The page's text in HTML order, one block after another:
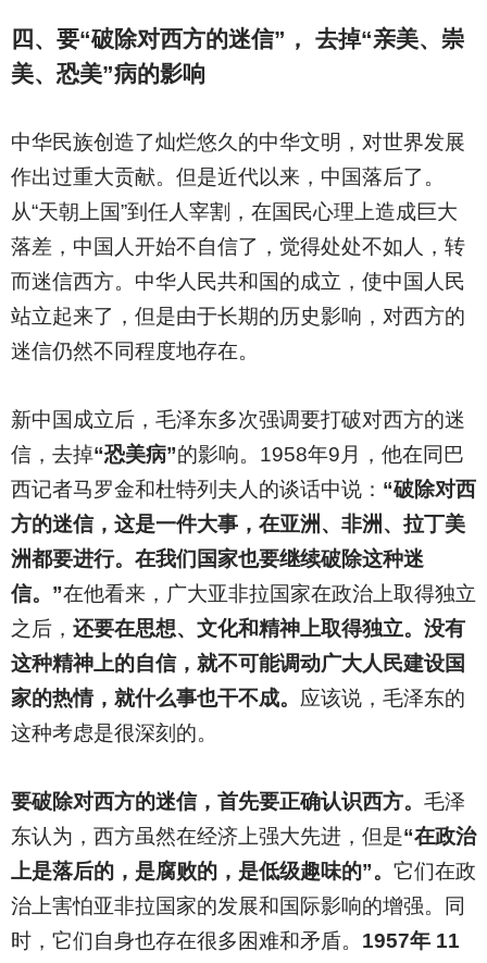
四、要“破除对西方的迷信”， 去掉“亲美、崇
美、恐美”病的影响
中华民族创造了灿烂悠久的中华文明，对世界发展
作出过重大贡献。但是近代以来，中国落后了。
从“天朝上国”到任人宰割，在国民心理上造成巨大
落差，中国人开始不自信了，觉得处处不如人，转
而迷信西方。中华人民共和国的成立，使中国人民
站立起来了，但是由于长期的历史影响，对西方的
迷信仍然不同程度地存在。
新中国成立后，毛泽东多次强调要打破对西方的迷
信，去掉“恐美病”的影响。1958年9月，他在同巴
西记者马罗金和杜特列夫人的谈话中说： “破除对西
方的迷信，这是一件大事，在亚洲、非洲、拉丁美
洲都要进行。在我们国家也要继续破除这种迷
信。”在他看来，广大亚非拉国家在政治上取得独立
之后， 还要在思想、文化和精神上取得独立。没有
这种精神上的自信，就不可能调动广大人民建设国
家的热情，就什么事也干不成。 应该说，毛泽东的
这种考虑是很深刻的。
要破除对西方的迷信，首先要正确认识西方。 毛泽
东认为，西方虽然在经济上强大先进，但是“在政治
上是落后的，是腐败的，是低级趣味的”。 它们在政
治上害怕亚非拉国家的发展和国际影响的增强。同
时，它们自身也存在很多困难和矛盾。 1957年 11